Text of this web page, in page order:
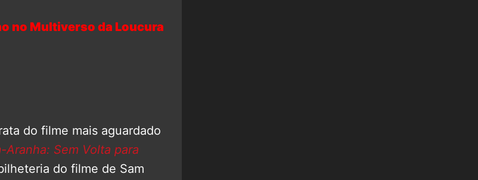
no Multiverso da Loucura
do filme mais aguardado
Aranha: Sem Volta para
do filme de Sam